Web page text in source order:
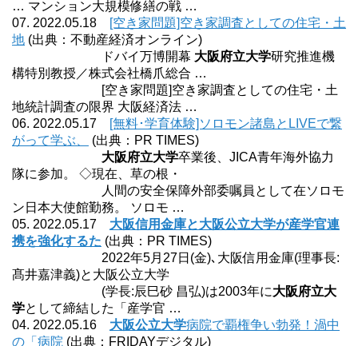
… マンション大規模修繕の戦 …
07. 2022.05.18
[空き家問題]空き家調査としての住宅・土
地 (出典：不動産経済オンライン)
ドバイ万博開幕 大阪府立大学研究推進機
構特別教授／株式会社橋爪総合 …
[空き家問題]空き家調査としての住宅・土
地統計調査の限界 大阪経済法 …
06. 2022.05.17
[無料･学育体験]ソロモン諸島とLIVEで繋
がって学ぶ、
(出典：PR TIMES)
大阪府立大学卒業後、JICA青年海外協力
隊に参加。 ◇現在、草の根・
人間の安全保障外部委嘱員として在ソロモ
ン日本大使館勤務。 ソロモ …
05. 2022.05.17 大阪信用金庫と大阪公立大学が産学官連
携を強化するた (出典：PR TIMES)
2022年5月27日(金)､大阪信用金庫(理事長:
髙井嘉津義)と大阪公立大学
(学長:辰巳砂 昌弘)は2003年に大阪府立大
学として締結した「産学官 …
04. 2022.05.16 大阪公立大学病院で覇権争い勃発！渦中
の「病院 (出典：FRIDAYデジタル)